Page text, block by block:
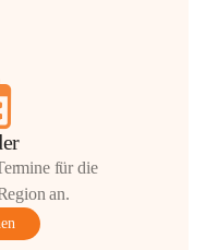
für die
an.